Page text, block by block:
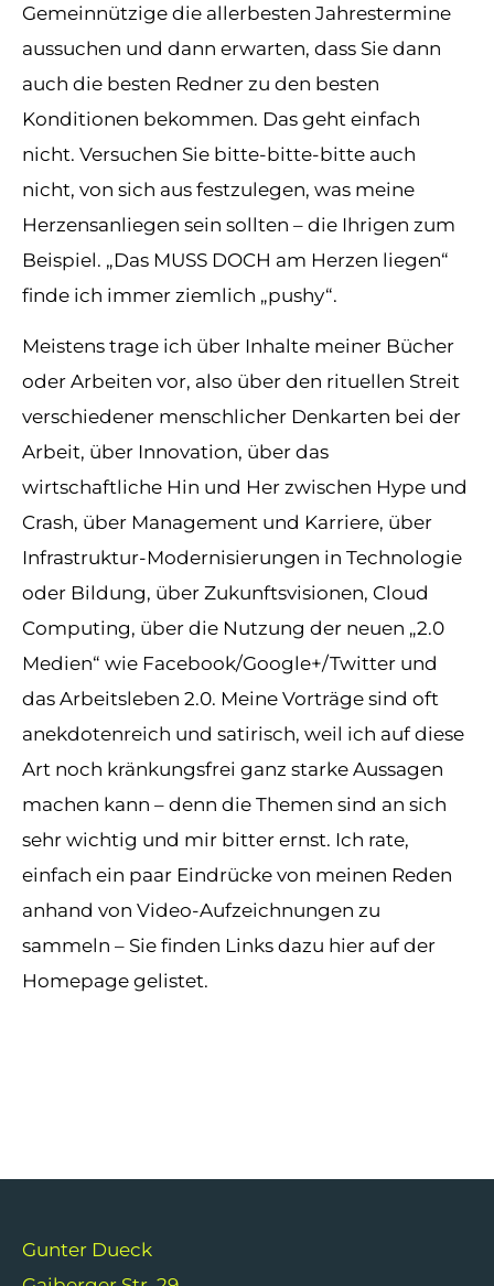
Gemeinnützige die allerbesten Jahrestermine
aussuchen und dann erwarten, dass Sie dann
auch die besten Redner zu den besten
Konditionen bekommen. Das geht einfach
nicht. Versuchen Sie bitte-bitte-bitte auch
nicht, von sich aus festzulegen, was meine
Herzensanliegen sein sollten – die Ihrigen zum
Beispiel. „Das MUSS DOCH am Herzen liegen“
finde ich immer ziemlich „pushy“.
Meistens trage ich über Inhalte meiner Bücher
oder Arbeiten vor, also über den rituellen Streit
verschiedener menschlicher Denkarten bei der
Arbeit, über Innovation, über das
wirtschaftliche Hin und Her zwischen Hype und
Crash, über Management und Karriere, über
Infrastruktur-Modernisierungen in Technologie
oder Bildung, über Zukunftsvisionen, Cloud
Computing, über die Nutzung der neuen „2.0
Medien“ wie Facebook/Google+/Twitter und
das Arbeitsleben 2.0. Meine Vorträge sind oft
anekdotenreich und satirisch, weil ich auf diese
Art noch kränkungsfrei ganz starke Aussagen
machen kann – denn die Themen sind an sich
sehr wichtig und mir bitter ernst. Ich rate,
einfach ein paar Eindrücke von meinen Reden
anhand von Video-Aufzeichnungen zu
sammeln – Sie finden Links dazu hier auf der
Homepage gelistet.
Gunter Dueck